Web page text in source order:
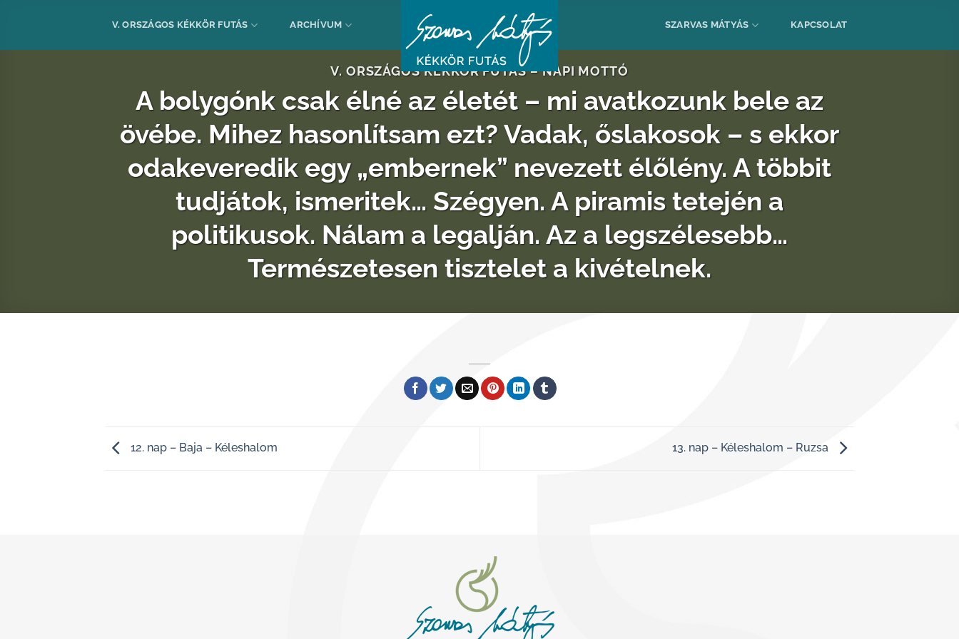
V. ORSZÁGOS KÉKKÖR FUTÁS ARCHÍVUM SZARVAS MÁTYÁS KAPCSOLAT
V. ORSZÁGOS KÉKKÖR FUTÁS – NAPI MOTTÓ
A bolygónk csak élné az életét – mi avatkozunk bele az
övébe. Mihez hasonlítsam ezt? Vadak, őslakosok – s ekkor
odakeveredik egy „embernek” nevezett élőlény. A többit
tudjátok, ismeritek… Szégyen. A piramis tetején a
politikusok. Nálam a legalján. Az a legszélesebb…
Természetesen tisztelet a kivételnek.
12. nap – Baja – Kéleshalom 13. nap – Kéleshalom – Ruzsa